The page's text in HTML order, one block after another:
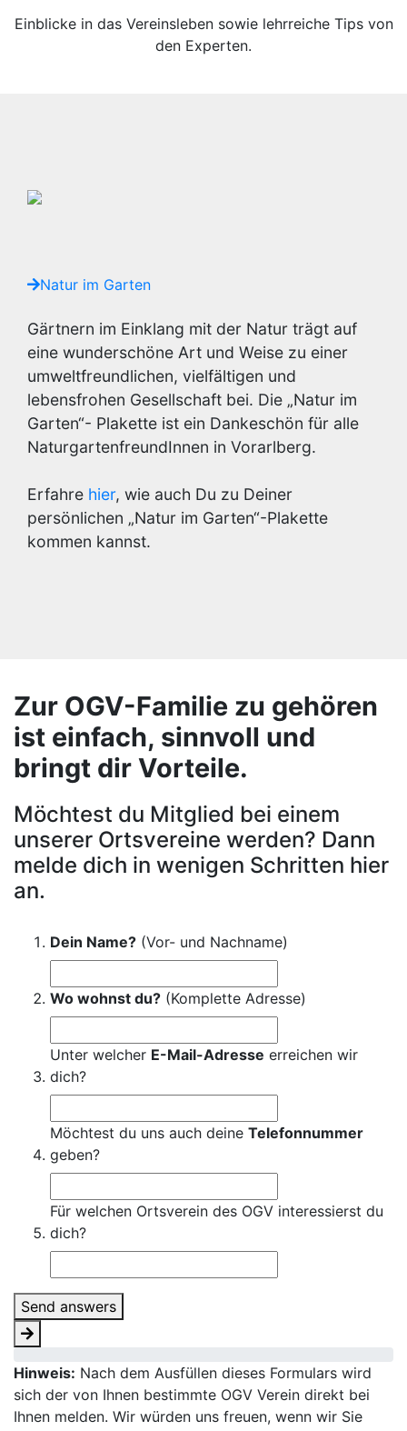
Einblicke in das Vereinsleben sowie lehrreiche Tips von
den Experten.
Natur im Garten
Gärtnern im Einklang mit der Natur trägt auf
eine wunderschöne Art und Weise zu einer
umweltfreundlichen, vielfältigen und
lebensfrohen Gesellschaft bei. Die „Natur im
Garten“- Plakette ist ein Dankeschön für alle
NaturgartenfreundInnen in Vorarlberg.
Erfahre hier, wie auch Du zu Deiner
persönlichen „Natur im Garten“-Plakette
kommen kannst.
Zur OGV-Familie zu gehören
ist einfach, sinnvoll und
bringt dir Vorteile.
Möchtest du Mitglied bei einem
unserer Ortsvereine werden? Dann
melde dich in wenigen Schritten hier
an.
Dein Name? (Vor- und Nachname)
Wo wohnst du? (Komplette Adresse)
Unter welcher E-Mail-Adresse erreichen wir
dich?
Möchtest du uns auch deine Telefonnummer
geben?
Für welchen Ortsverein des OGV interessierst du
dich?
Send answers
Hinweis: Nach dem Ausfüllen dieses Formulars wird
sich der von Ihnen bestimmte OGV Verein direkt bei
Ihnen melden. Wir würden uns freuen, wenn wir Sie